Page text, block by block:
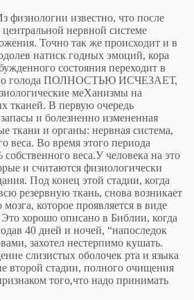
физиологии известно, что после
нервной системе
Точно так же происходит и в
натиск годных эмоций, кора
состояния переходит в
голода ПОЛНОСТЬЮ ИСЧЕЗАЕТ,
меХанизмы на
тканей. В первую очередь
и болезненно измененная
ткани и органы: нервная система,
веса. Во время этого периода
собственного веса.У человека на это
и считаются физиологически
Под конец этой стадии, когда
резервную ткань, снова возникает
которое проявляется в виде
Это хорошо описано в Библии, когда
40 дней и ночей, “напоследок
захотел нестерпимо кушать.
слизистых оболочек рта и языка
второй стадии, полного очищения
того,что надо принимать